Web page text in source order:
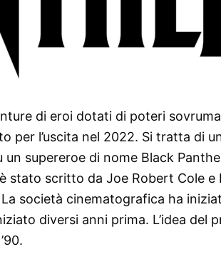
di eroi dotati di poteri
per l’uscita nel 2022. Si tratta di
supereroe di nome Black
stato scritto da Joe Robert Cole e
società cinematografica ha
diversi anni prima. L’idea del